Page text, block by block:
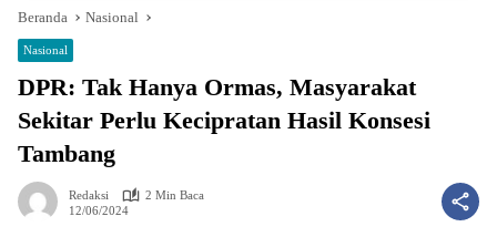
Beranda Nasional
Nasional
DPR: Tak Hanya Ormas, Masyarakat
Sekitar Perlu Kecipratan Hasil Konsesi
Tambang
Redaksi
2 Min Baca
12/06/2024